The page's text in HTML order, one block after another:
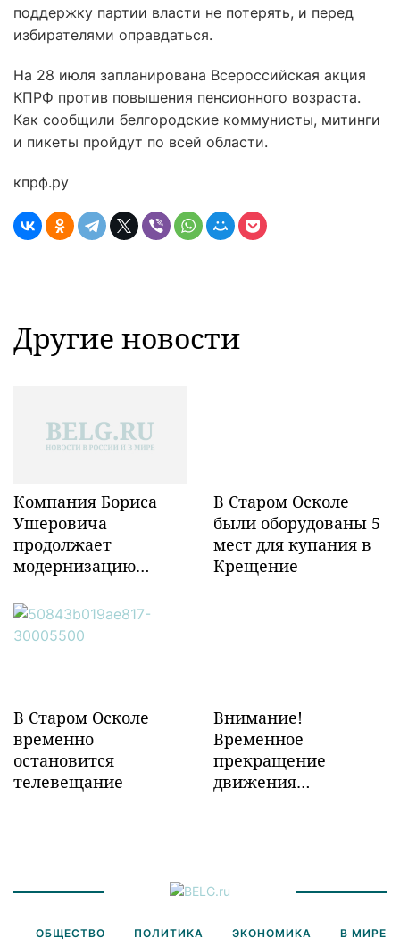
поддержку партии власти не потерять, и перед
избирателями оправдаться.
На 28 июля запланирована Всероссийская акция
КПРФ против повышения пенсионного возраста.
Как сообщили белгородские коммунисты, митинги
и пикеты пройдут по всей области.
кпрф.ру
Другие новости
Компания Бориса
Ушеровича
продолжает
модернизацию
инфраструктуры в
Забайкалье
В Старом Осколе
были оборудованы 5
мест для купания в
Крещение
В Старом Осколе
временно
остановится
телевещание
Внимание!
Временное
прекращение
движения
ОБЩЕСТВО ПОЛИТИКА ЭКОНОМИКА В МИРЕ